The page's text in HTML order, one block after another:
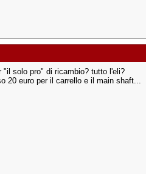
"il solo pro" di ricambio? tutto l'eli?
20 euro per il carrello e il main shaft...